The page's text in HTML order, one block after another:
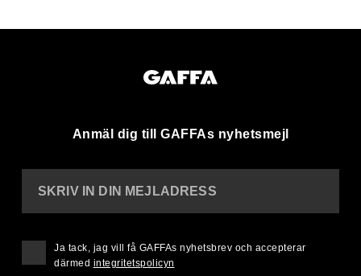
Anmäl dig till GAFFAs nyhetsmejl
SKRIV IN DIN MEJLADRESS
Ja tack, jag vill få GAFFAs nyhetsbrev och accepterar
därmed integritetspolicyn